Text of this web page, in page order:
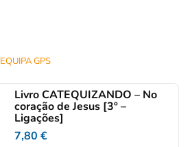
EQUIPA GPS
Livro CATEQUIZANDO – No
coração de Jesus [3º –
Ligações]
7,80€